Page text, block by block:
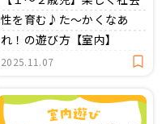
性を育む♪た〜かくなあ
れ！の遊び方【室内】
2025.11.07